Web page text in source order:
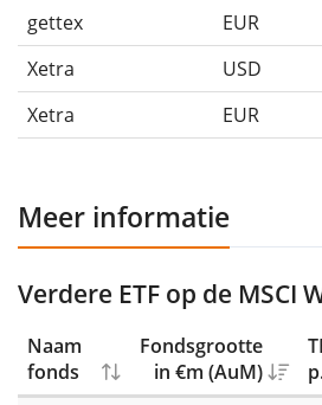
gettex EUR
Xetra
USD
Xetra
EUR
Meer informatie
Verdere ETF op de MSCI
Naam
fonds
Fondsgrootte
in €m (AuM)